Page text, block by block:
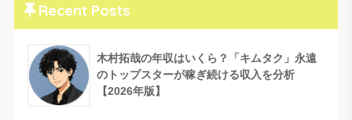
Recent Posts
木村拓哉の年収はいくら？「キムタク」永遠
のトップスターが稼ぎ続ける収入を分析
【2026年版】